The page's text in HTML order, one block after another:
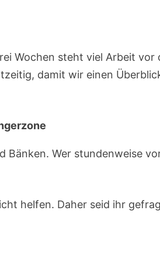
Wochen steht viel Arbeit vor
damit wir einen
Bänken. Wer stundenweise
helfen. Daher seid ihr